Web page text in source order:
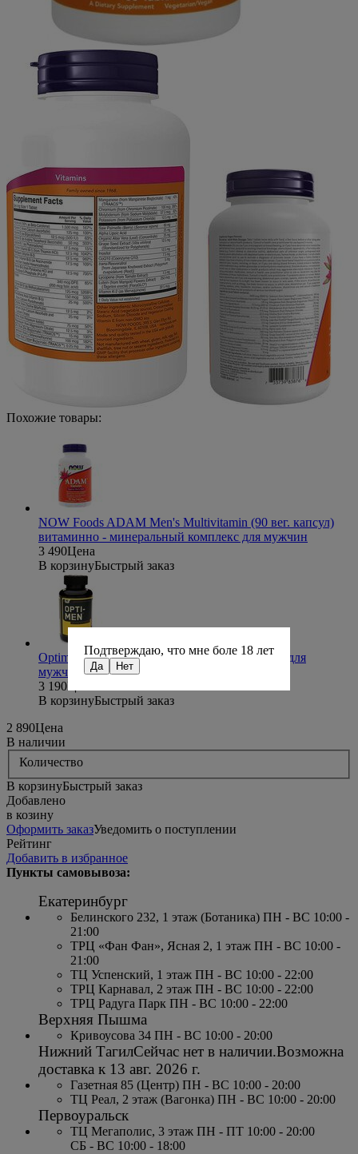
Похожие товары:
NOW Foods ADAM Men's Multivitamin (90 вег. капсул)
витаминно - минеральный комплекс для мужчин
3 490Цена
В корзинуБыстрый заказ
Optimum Nutrition Opti-men (90 таб)Комплекс для
мужчин
3 190Цена
В корзинуБыстрый заказ
2 890Цена
В наличии
Количество
В корзинуБыстрый заказ
Добавлено
в козину
Оформить заказУведомить о поступлении
Рейтинг
Добавить в избранное
Пункты самовывоза:
Екатеринбург
Белинского 232, 1 этаж (Ботаника) ПН - ВС 10:00 -
21:00
ТРЦ «Фан Фан», Ясная 2, 1 этаж ПН - ВС 10:00 -
21:00
ТЦ Успенский, 1 этаж ПН - ВС 10:00 - 22:00
ТРЦ Карнавал, 2 этаж ПН - ВС 10:00 - 22:00
ТРЦ Радуга Парк ПН - ВС 10:00 - 22:00
Верхняя Пышма
Кривоусова 34 ПН - ВС 10:00 - 20:00
Нижний ТагилСейчас нет в наличии.Возможна
доставка к 13 авг. 2026 г.
Газетная 85 (Центр) ПН - ВС 10:00 - 20:00
ТЦ Реал, 2 этаж (Вагонка) ПН - ВС 10:00 - 20:00
Первоуральск
ТЦ Мегаполис, 3 этаж ПН - ПТ 10:00 - 20:00
СБ - ВС 10:00 - 18:00
Подтверждаю, что мне боле 18 лет
Да Нет